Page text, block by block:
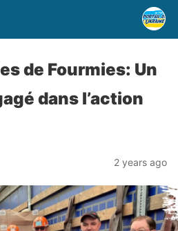
de Fourmies: Un
dans l’action
2 years ago